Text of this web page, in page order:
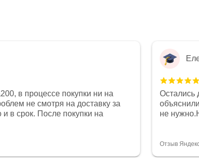
в процессе покупки ни на
не смотря на доставку за
в срок. После покупки на
этом представители магазина
итоге проблема была решена.
к клиенту после
Остались
не
огромное
Отзыв